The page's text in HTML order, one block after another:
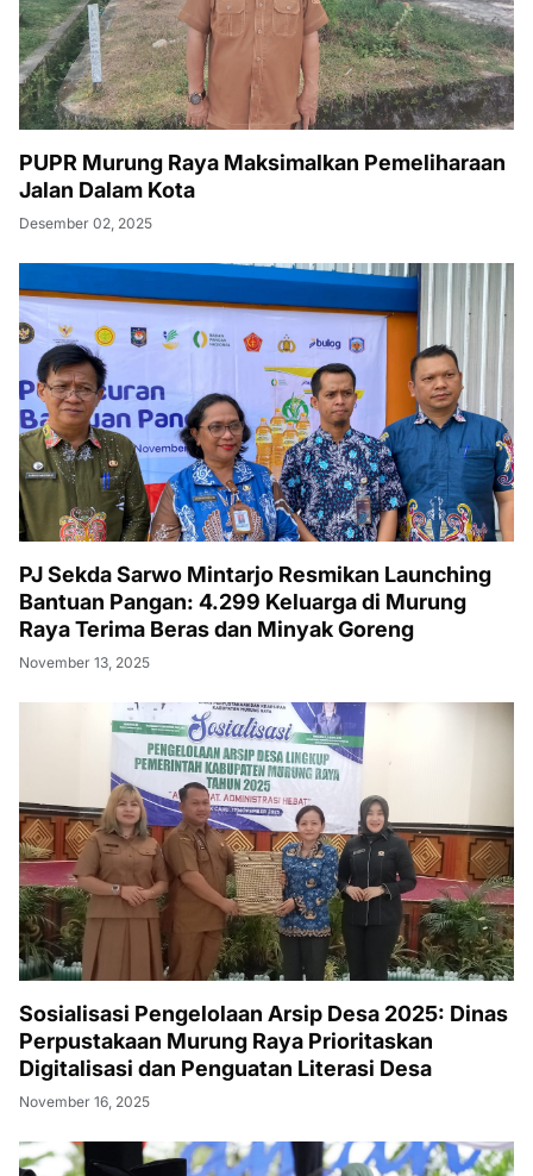
PUPR Murung Raya Maksimalkan Pemeliharaan
Jalan Dalam Kota
Desember 02, 2025
PJ Sekda Sarwo Mintarjo Resmikan Launching
Bantuan Pangan: 4.299 Keluarga di Murung
Raya Terima Beras dan Minyak Goreng
November 13, 2025
Sosialisasi Pengelolaan Arsip Desa 2025: Dinas
Perpustakaan Murung Raya Prioritaskan
Digitalisasi dan Penguatan Literasi Desa
November 16, 2025